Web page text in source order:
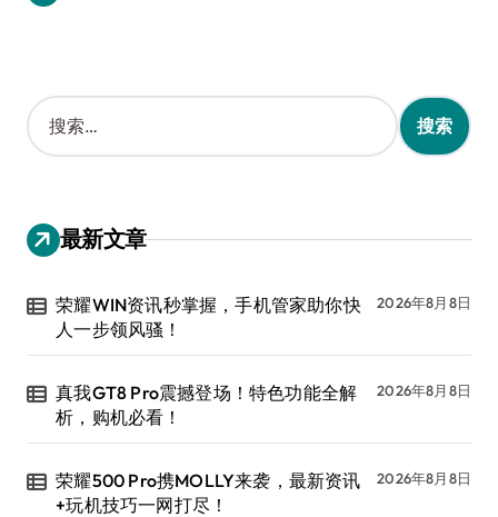
搜
索
：
最新文章
荣耀WIN资讯秒掌握，手机管家助你快
人一步领风骚！
2026年8月8日
真我GT8 Pro震撼登场！特色功能全解
析，购机必看！
2026年8月8日
荣耀500 Pro携MOLLY来袭，最新资讯
+玩机技巧一网打尽！
2026年8月8日